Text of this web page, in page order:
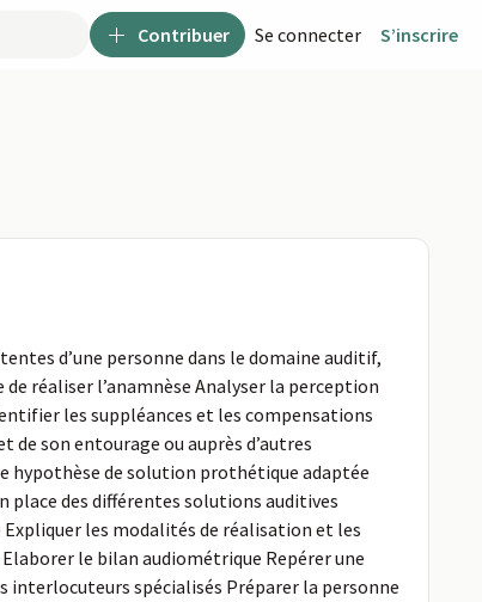
Contribuer Se connecter S’inscrire
d’une personne dans le domaine auditif,
réaliser l’anamnèse Analyser la perception
les suppléances et les compensations
son entourage ou auprès d’autres
hypothèse de solution prothétique adaptée
des différentes solutions auditives
les modalités de réalisation et les
le bilan audiométrique Repérer une
interlocuteurs spécialisés Préparer la personne